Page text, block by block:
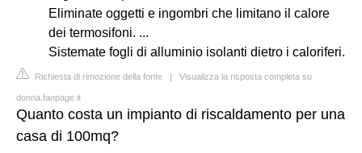
Eliminate oggetti e ingombri che limitano il calore
dei termosifoni. ...
Sistemate fogli di alluminio isolanti dietro i caloriferi.
Richiesta di rimozione della fonte | Visualizza la risposta completa su
donna.fanpage.it
Quanto costa un impianto di riscaldamento per una
casa di 100mq?